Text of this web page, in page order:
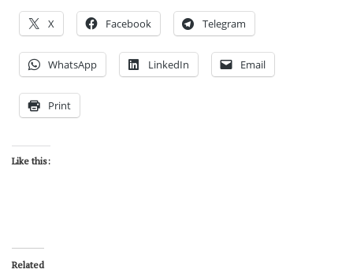
X Facebook Telegram
WhatsApp LinkedIn Email
Print
Like this:
Related